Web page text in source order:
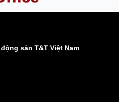
sản T&T Việt Nam